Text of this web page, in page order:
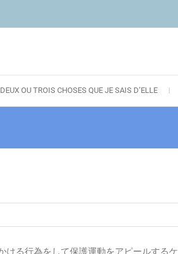
DEUX OU TROIS CHOSES QUE JE SAIS D’ELLE
ける行為をして保護運動をアピールするケ